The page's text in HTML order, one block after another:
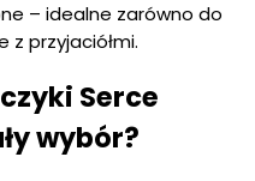
– idealne zarówno do
z przyjaciółmi.
Serce
wybór?